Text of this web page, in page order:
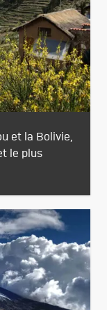
et la Bolivie,
le plus